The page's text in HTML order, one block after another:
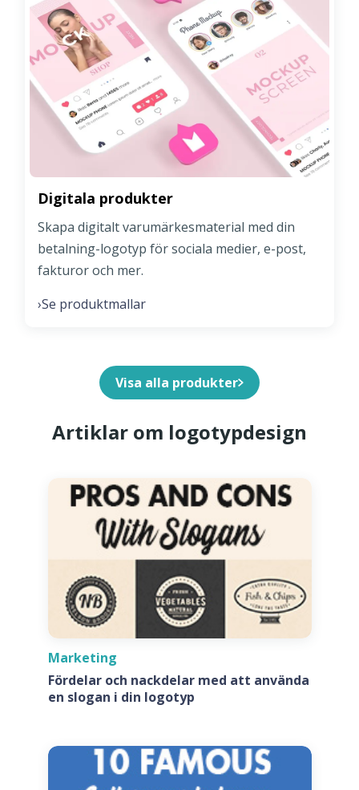
Digitala produkter
Skapa digitalt varumärkesmaterial med din
betalning-logotyp för sociala medier, e-post,
fakturor och mer.
›Se produktmallar
Visa alla produkter
Artiklar om logotypdesign
Marketing
Fördelar och nackdelar med att använda
en slogan i din logotyp